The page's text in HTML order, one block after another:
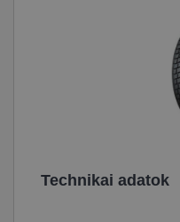
Technikai adatok